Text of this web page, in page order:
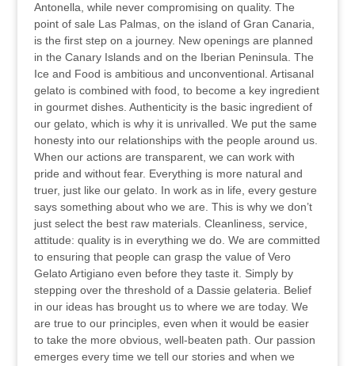
Antonella, while never compromising on quality. The
point of sale Las Palmas, on the island of Gran Canaria,
is the first step on a journey. New openings are planned
in the Canary Islands and on the Iberian Peninsula. The
Ice and Food is ambitious and unconventional. Artisanal
gelato is combined with food, to become a key ingredient
in gourmet dishes. Authenticity is the basic ingredient of
our gelato, which is why it is unrivalled. We put the same
honesty into our relationships with the people around us.
When our actions are transparent, we can work with
pride and without fear. Everything is more natural and
truer, just like our gelato. In work as in life, every gesture
says something about who we are. This is why we don’t
just select the best raw materials. Cleanliness, service,
attitude: quality is in everything we do. We are committed
to ensuring that people can grasp the value of Vero
Gelato Artigiano even before they taste it. Simply by
stepping over the threshold of a Dassie gelateria. Belief
in our ideas has brought us to where we are today. We
are true to our principles, even when it would be easier
to take the more obvious, well-beaten path. Our passion
emerges every time we tell our stories and when we